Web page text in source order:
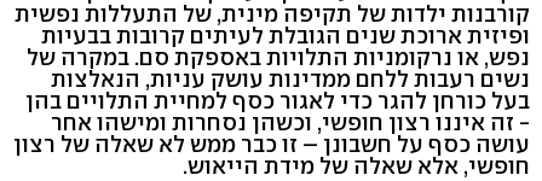
קורבנות ילדות של תקיפה מינית, של התעללות נפשית
ופיזית ארוכת שנים הגובלת לעיתים קרובות בבעיות
נפש, או נרקומניות התלויות באספקת סם. במקרה של
נשים רעבות ללחם ממדינות עושק עניות, הנאלצות
בעל כורחן להגר כדי לאגור כסף למחיית התלויים בהן
- זה איננו רצון חופשי, וכשהן נסחרות ומישהו אחר
עושה כסף על חשבונן – זו כבר ממש לא שאלה של רצון
חופשי, אלא שאלה של מידת הייאוש.